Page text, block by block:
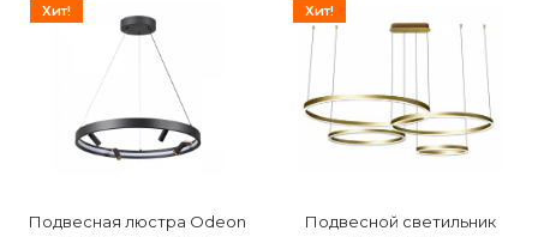
Хит!
Подвесная люстра Odeon
Хит!
Подвесной светильник